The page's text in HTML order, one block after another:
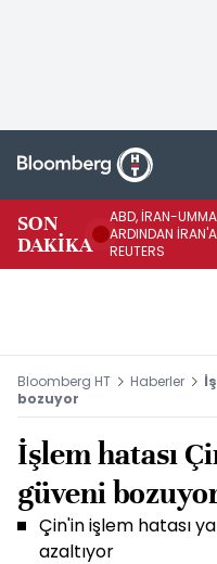
SON
DAKİKA
ABD, İRAN-
ARDINDAN
REUTERS
Bloomberg HT Haberler
bozuyor
İşlem hatası
güveni
Çin'in işlem hatası
azaltıyor